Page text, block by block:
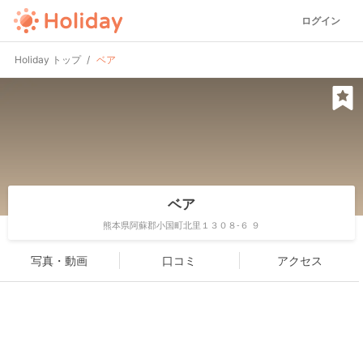
ログイン
Holiday トップ ベア
ベア
熊本県阿蘇郡小国町北里１３０８-６ ９
写真・動画 口コミ アクセス